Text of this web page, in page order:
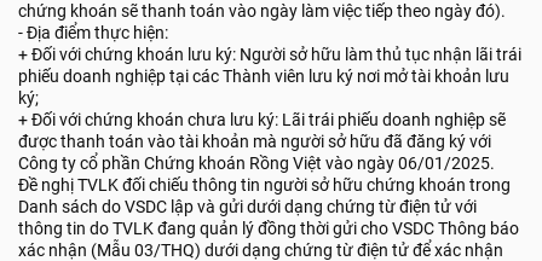
chứng khoán sẽ thanh toán vào ngày làm việc tiếp theo ngày đó).
- Địa điểm thực hiện:
+ Đối với chứng khoán lưu ký: Người sở hữu làm thủ tục nhận lãi trái
phiếu doanh nghiệp tại các Thành viên lưu ký nơi mở tài khoản lưu
ký;
+ Đối với chứng khoán chưa lưu ký: Lãi trái phiếu doanh nghiệp sẽ
được thanh toán vào tài khoản mà người sở hữu đã đăng ký với
Công ty cổ phần Chứng khoán Rồng Việt vào ngày 06/01/2025.
Đề nghị TVLK đối chiếu thông tin người sở hữu chứng khoán trong
Danh sách do VSDC lập và gửi dưới dạng chứng từ điện tử với
thông tin do TVLK đang quản lý đồng thời gửi cho VSDC Thông báo
xác nhận (Mẫu 03/THQ) dưới dạng chứng từ điện tử để xác nhận